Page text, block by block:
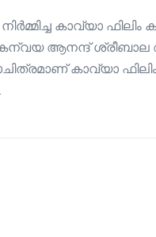
കാവ്യാ ഫിലിം
ആനന്ദ്
കാവ്യാ